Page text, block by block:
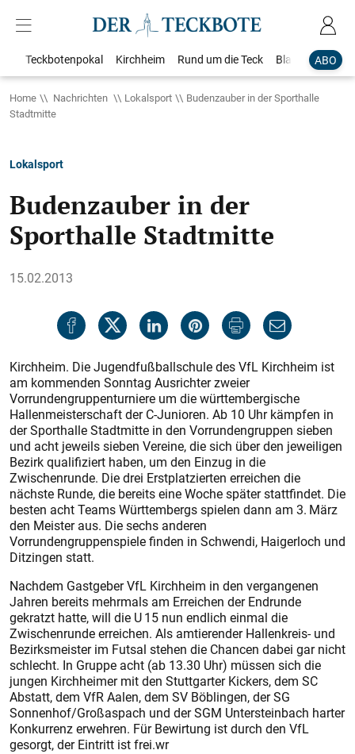
ABO
Teckbotenpokal Kirchheim Rund um die Teck Blaulicht
Home Nachrichten Lokalsport
Budenzauber in der Sporthalle
Stadtmitte
Lokalsport
Budenzauber in der
Sporthalle Stadtmitte
15.02.2013
Kirchheim. Die Jugendfußballschule des VfL Kirchheim ist
am kommenden Sonntag Ausrichter zweier
Vorrundengruppenturniere um die württembergische
Hallenmeisterschaft der C-Junioren. Ab 10 Uhr kämpfen in
der Sporthalle Stadtmitte in den Vorrundengruppen sieben
und acht jeweils sieben Vereine, die sich über den jeweiligen
Bezirk qualifiziert haben, um den Einzug in die
Zwischenrunde. Die drei Erstplatzierten erreichen die
nächste Runde, die bereits eine Woche später stattfindet. Die
besten acht Teams Württembergs spielen dann am 3. März
den Meister aus. Die sechs anderen
Vorrundengruppenspiele finden in Schwendi, Haigerloch und
Ditzingen statt.
Nachdem Gastgeber VfL Kirchheim in den vergangenen
Jahren bereits mehrmals am Erreichen der Endrunde
gekratzt hatte, will die U 15 nun endlich einmal die
Zwischenrunde erreichen. Als amtierender Hallenkreis- und
Bezirksmeister im Futsal stehen die Chancen dabei gar nicht
schlecht. In Gruppe acht (ab 13.30 Uhr) müssen sich die
jungen Kirchheimer mit den Stuttgarter Kickers, dem SC
Abstatt, dem VfR Aalen, dem SV Böblingen, der SG
Sonnenhof/Großaspach und der SGM Untersteinbach harter
Konkurrenz erwehren. Für Bewirtung ist durch den VfL
gesorgt, der Eintritt ist frei.wr